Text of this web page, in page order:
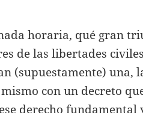
horaria, qué gran
de las libertades
(supuestamente) una,
con un decreto
derecho fundamental